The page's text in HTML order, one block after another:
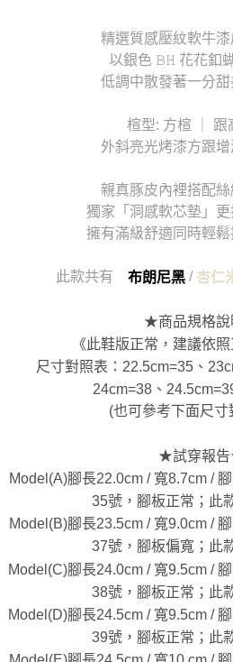
精選質感壓紋軟牛
以銀色 𝙱𝙷 花花釦
低調中散發著一分
楦型: 方楦 ｜ 跟
外斜亮光烤漆方跟
親真豚皮內裡搭配
獨家「洞感軟芯墊」
擁有滿級舒適同時輕
此款共有 布朗尼黑 / 杏仁
★商品規格
《此鞋版正常，建議依
尺寸對照表：22.5cm=35、
24cm=38、
(也可參考下面尺寸
★試穿報
Model(A)腳長22.0cm / 寬8.7cm /
35號，腳板正常；此
Model(B)腳長23.5cm / 寬9.0cm /
37號，腳板偏寬；此
Model(C)腳長24.0cm / 寬9.5cm /
38號，腳板正常；此
Model(D)腳長24.5cm / 寬9.5cm /
39號，腳板正常；此